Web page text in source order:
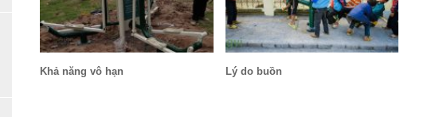
Khả năng vô hạn Lý do buồn